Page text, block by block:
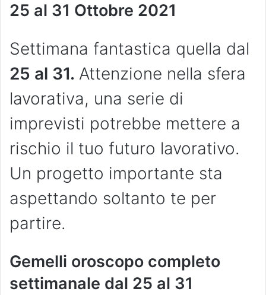
25 al 31 Ottobre 2021
Settimana fantastica quella dal
25 al 31. Attenzione nella sfera
lavorativa, una serie di
imprevisti potrebbe mettere a
rischio il tuo futuro lavorativo.
Un progetto importante sta
aspettando soltanto te per
partire.
Gemelli oroscopo completo
settimanale dal 25 al 31